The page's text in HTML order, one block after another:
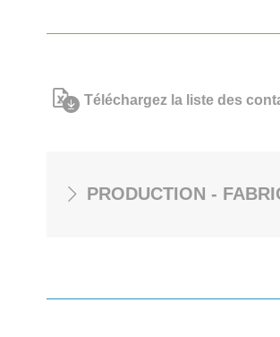
Téléchargez la liste des
PRODUCTION -